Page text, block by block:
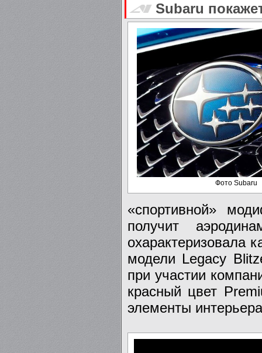
Subaru
Фото Subaru
«спортивной»
получит
охарактеризовала
модели Legacy
при участии
красный цвет
элементы